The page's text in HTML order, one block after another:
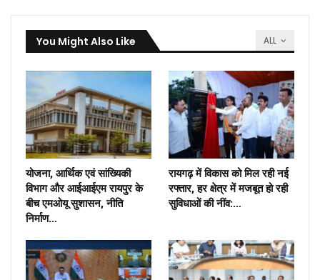
ALL
You Might Also Like
योजना, आर्थिक एवं सांख्यिकी
विभाग और आईआईएम रायपुर के
बीच एमओयू सुशासन, नीति
निर्माण…
रायगढ़ में विकास को मिल रही नई
रफ्तार, हर क्षेत्र में मजबूत हो रही
सुविधाओं की नींव:…